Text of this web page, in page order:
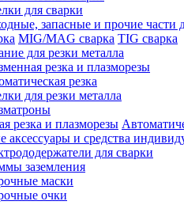
для сварки
запасные и прочие части
MIG/MAG сварка TIG сварка
для резки металла
резка и плазморезы
резка
для резки металла
резка и плазморезы
аксессуары и средства
для сварки
заземления
маски
очки